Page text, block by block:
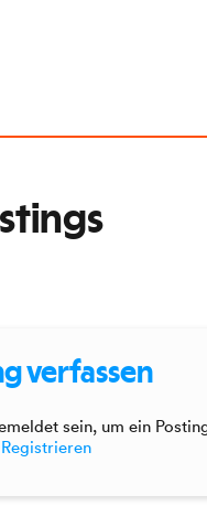
verfassen
sein, um ein
Registrieren